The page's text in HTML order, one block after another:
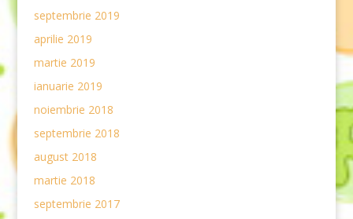
septembrie 2019
aprilie 2019
martie 2019
ianuarie 2019
noiembrie 2018
septembrie 2018
august 2018
martie 2018
septembrie 2017